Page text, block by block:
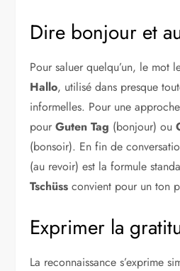
Dire bonjour et
Pour saluer quelqu’un, le mot
Hallo, utilisé dans presque
informelles. Pour une
pourGuten Tag (bonjour) ou
(bonsoir). En fin de
(au revoir) est la formule
Tschüss convient pour un ton
Exprimer la
La reconnaissance s’exprime